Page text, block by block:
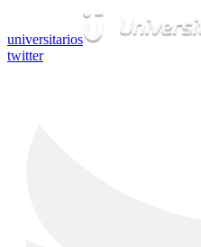
universitarios
twitter